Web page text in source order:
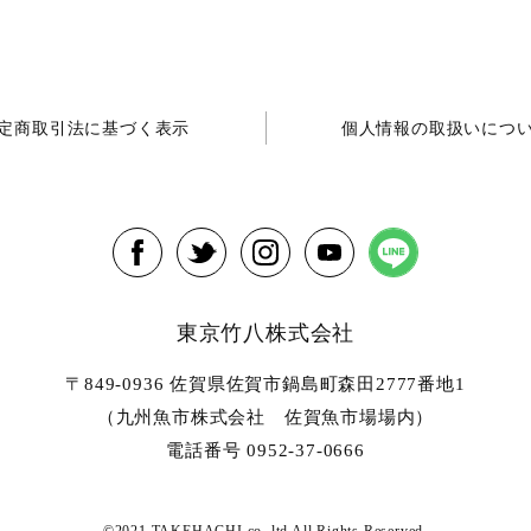
商取引法に基づく表示 個人情報の取扱いにつ
東京竹八株式会社
〒849-0936 佐賀県佐賀市鍋島町森田2777番地1
（九州魚市株式会社 佐賀魚市場場内）
電話番号 0952-37-0666